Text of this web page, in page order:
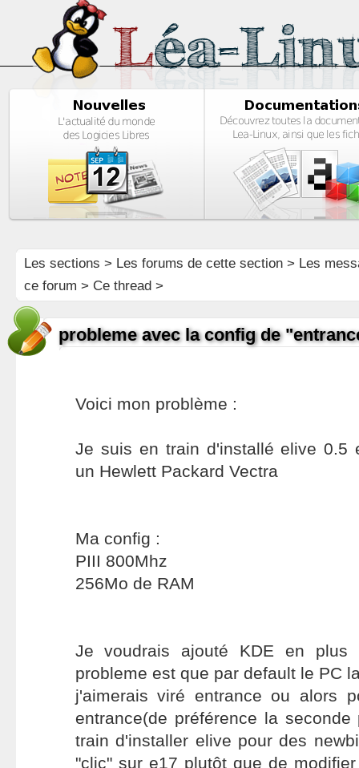
Les sections > Les forums de cette section> Les
ce forum > Ce thread >
probleme avec la config de
Voici mon problème :
Je suis en train d'installé elive 0.5
un Hewlett Packard Vectra
Ma config :
PIII 800Mhz
256Mo de RAM
Je voudrais ajouté KDE en plus
probleme est que par default le PC
j'aimerais viré entrance ou alors
entrance(de préférence la
train d'installer elive pour des
"clic" sur e17 plutôt que de